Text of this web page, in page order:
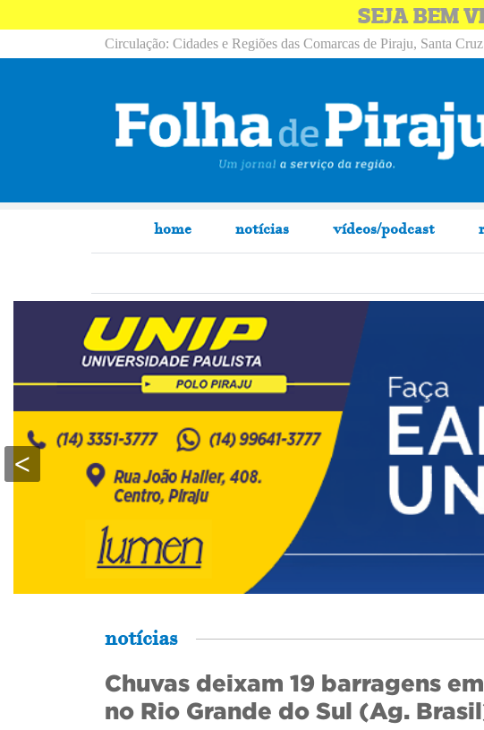
SEJA BEM
Circulação: Cidades e Regiões das Comarcas de Piraju, Santa
home notícias vídeos/podcast
<
notícias
Chuvas deixam 19 barragens
no Rio Grande do Sul (Ag.